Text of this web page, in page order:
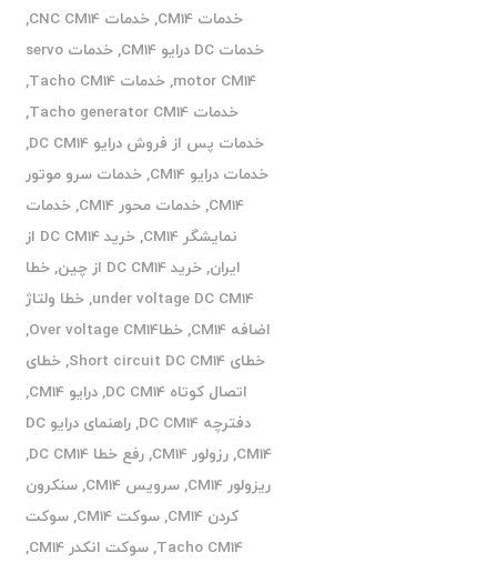
خدمات CM14 ,خدمات CNC CM14
,
خدمات DC درایو CM14
,
خدمات servo
motor CM14
,خدمات Tacho CM14
,
خدمات Tacho generator CM14
,
خدمات پس از فروش درایو DC CM14
,
خدمات درایو CM14
,خدمات سرو موتور
CM14
,خدمات محور CM14 ,خدمات
نمایشگر CM14
,
خرید DC CM14 از
ایران,خرید DC CM14 از چین ,خطا
under voltage DC CM14
,خطا ولتاژ
اضافه CM14
,خطاOver voltage CM14
,
خطای Short circuit DC CM14
,خطای
اتصال کوتاه DC CM14
,درایو CM14
,
دفترچه DC CM14
,
راهنمای درایو DC
CM14
,رزولور CM14 ,رفع خطا DC CM14
,
ریزولور CM14
,سرویس CM14 ,سنکرون
کردن CM14
,سوکت CM14 ,سوکت
Tacho CM14
,سوکت انکدر CM14
,